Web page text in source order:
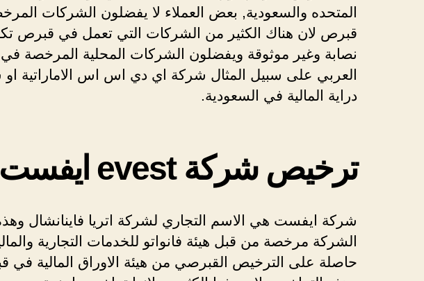
المتحده والسعودية, بعض العملاء لا يفضلون الشركات
قبرص لان هناك الكثير من الشركات التي تعمل في قبرص
نصابة وغير موثوقة ويفضلون الشركات المحلية المرخصة في
العربي على سبيل المثال شركة اي دي اس اس الاماراتية
دراية المالية في السعودية.
ترخيص شركة evest ايفست
شركة ايفست هي الاسم التجاري لشركة اتريا فاينانشال
الشركة مرخصة من قبل هيئة فانواتو للخدمات التجارية
حاصلة على الترخيص القبرصي من هيئة الاوراق المالية في